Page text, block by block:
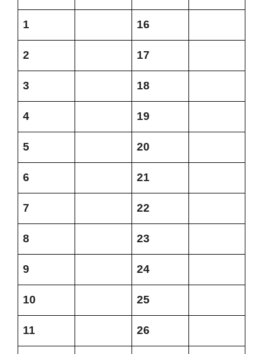
1 16
2 17
3 18
4 19
5 20
6 21
7 22
8 23
9 24
10 25
11 26